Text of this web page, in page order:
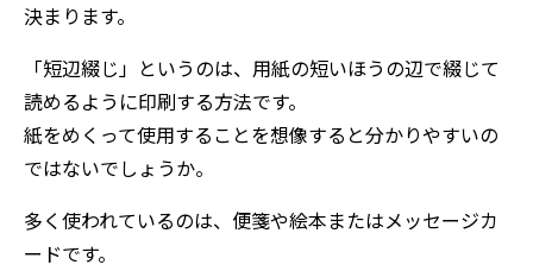
決まります。
「短辺綴じ」というのは、用紙の短いほうの辺で綴じて
読めるように印刷する方法です。
紙をめくって使用することを想像すると分かりやすいの
ではないでしょうか。
多く使われているのは、便箋や絵本またはメッセージカ
ードです。